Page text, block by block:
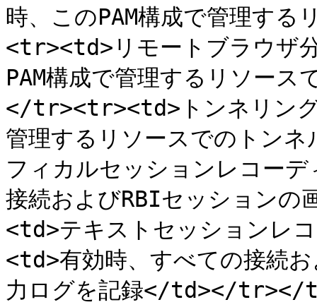
時、このPAM構成で管理す
<tr><td>リモートブラウ
PAM構成で管理するリソー
</tr><tr><td>トンネリング
管理するリソースでのト
フィカルセッションレコー
接続およびRBIセッション
<td>テキストセッション
<td>有効時、すべての接続
力ログを記録</td></